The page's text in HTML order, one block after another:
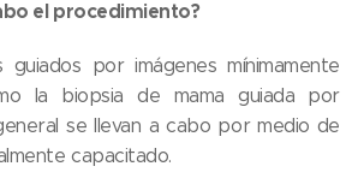
el procedimiento?
guiados por imágenes mínimamente
la biopsia de mama guiada por
se llevan a cabo por medio de
capacitado.